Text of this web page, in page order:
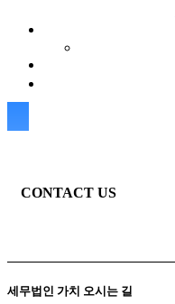
CONTACT US
세무법인 가치 오시는 길